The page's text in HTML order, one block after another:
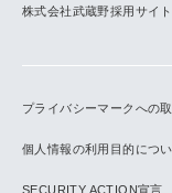
株式会社武蔵野採用サイト
プライバシーマークへの
個人情報の利用目的につ
SECURITY ACTION宣言